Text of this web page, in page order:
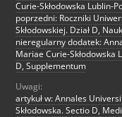
Curie-Skłodowska Lublin-
poprzedni: Roczniki
Skłodowskiej. Dział D,
nieregularny dodatek:
Mariae Curie-Skłodowska
D, Supplementum
Uwagi:
artykuł w: Annales
Skłodowska. Sectio D,